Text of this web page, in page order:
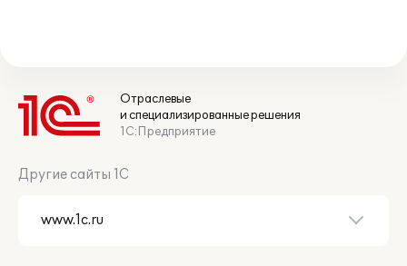
Отраслевые
и специализированные решения
1С:Предприятие
Другие сайты 1С